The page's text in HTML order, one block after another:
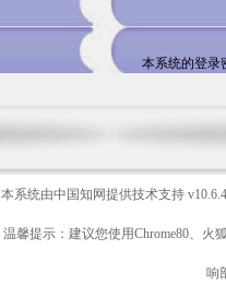
本系统的登录
本系统由中国知网提供技术支持
温馨提示：建议您使用Chrome80、火
响